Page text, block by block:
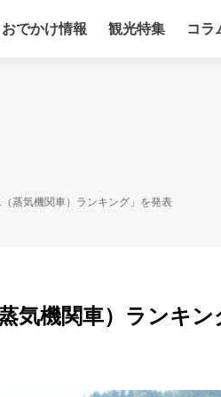
おでかけ情報 観光特集 コラ
蒸気機関車）ランキング」を発表
気機関車）ランキン